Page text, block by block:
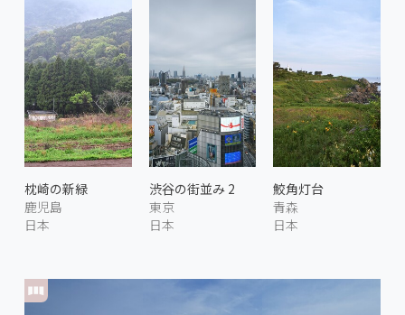
枕崎の新緑
鹿児島
日本
渋谷の街並み 2
東京
日本
鮫角灯台
青森
日本